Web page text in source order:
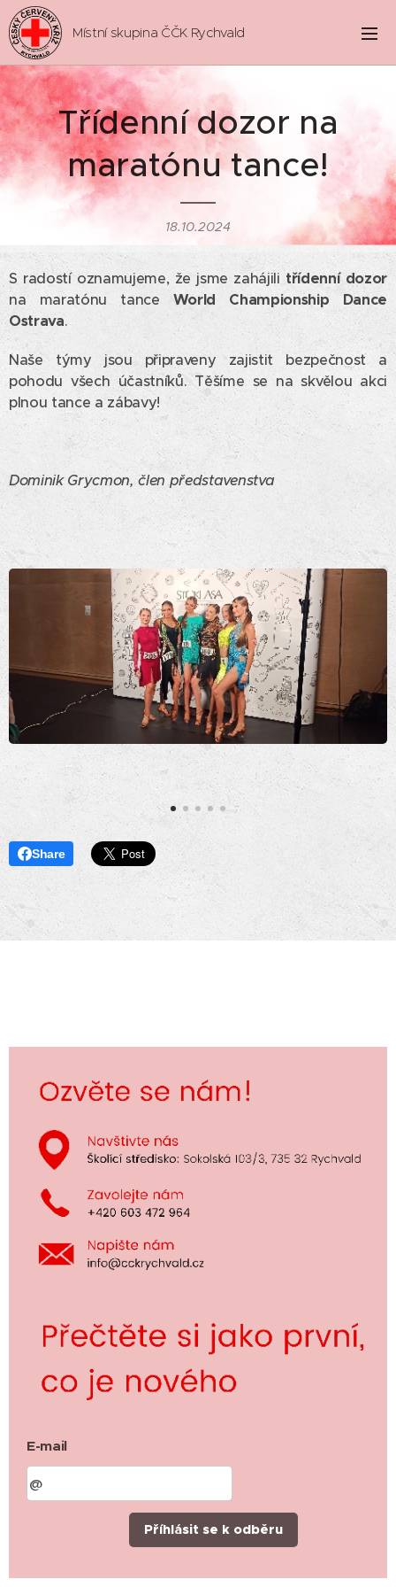
Místní skupina ČČK Rychvald
Třídenní dozor na
maratónu tance!
18.10.2024
S radostí oznamujeme, že jsme zahájili třídenní dozor
na maratónu tance World Championship Dance
Ostrava.
Naše týmy jsou připraveny zajistit bezpečnost a
pohodu všech účastníků. Těšíme se na skvělou akci
plnou tance a zábavy!
Dominik Grycmon, člen představenstva
Share
E-mail
Příhlásit se k odběru